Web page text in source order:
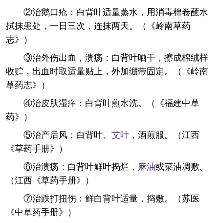
②治鹅口疮：白背叶适量蒸水，用消毒棉卷蘸水
拭抹患处，一日三次，连抹两天。（《岭南草药
志》）
③治外伤出血，溃疡：白背叶晒干，擦成棉绒样
收贮，出血时取适量贴上，外加绷带固定。（《岭南
草药志》）
④治皮肤湿痒：白背叶煎水洗。（《福建中草
药》）
⑤治产后风：白背叶、 艾叶 ，酒煎服。（江西
《草药手册》）
⑥治溃疡：白背叶鲜叶捣烂， 麻油或菜油凋敷。
（江西《草药手册》）
⑦治跌打扭伤：鲜白背叶适量，捣敷。（苏医
《中草药手册》）